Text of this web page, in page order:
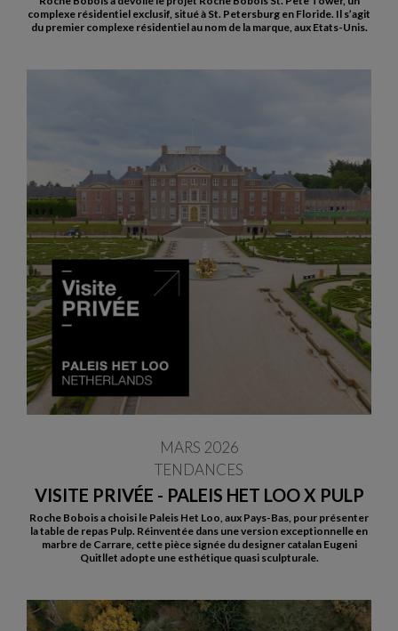
complexe résidentiel exclusif, situé à St. Petersburg en Floride. Il s’agit
du premier complexe résidentiel au nom de la marque, aux Etats-Unis.
VISITE PRIVÉE - PALEIS HET LOO X PULP
MARS 2026
TENDANCES
Roche Bobois a choisi le Paleis Het Loo, aux Pays-Bas, pour présenter
la table de repas Pulp. Réinventée dans une version exceptionnelle en
marbre de Carrare, cette pièce signée du designer catalan Eugeni
Quitllet adopte une esthétique quasi sculpturale.